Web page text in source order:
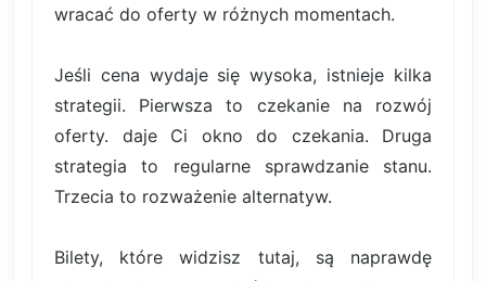
wracać do oferty w różnych momentach.
Jeśli cena wydaje się wysoka, istnieje kilka
strategii. Pierwsza to czekanie na rozwój
oferty. daje Ci okno do czekania. Druga
strategia to regularne sprawdzanie stanu.
Trzecia to rozważenie alternatyw.
Bilety, które widzisz tutaj, są naprawdę